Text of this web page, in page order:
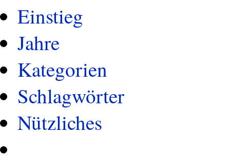
Einstieg
Jahre
Kategorien
Schlagwörter
Nützliches